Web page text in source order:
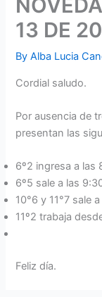
13 DE
ByAlba Lucia
Cordial saludo.
Por ausencia de
presentan las
6º2 ingresa a las
6º5 sale a las
10°6 y 11°7 sale
11º2 trabaja
Feliz día.